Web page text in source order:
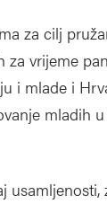
za cilj
za vrijeme
i mlade i
mladih